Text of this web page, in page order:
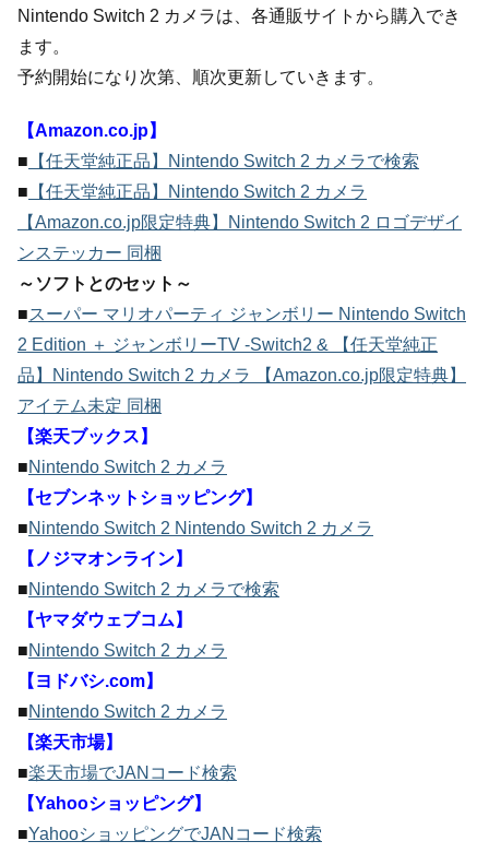
Nintendo Switch 2 カメラは、各通販サイトから購入でき
ます。
予約開始になり次第、順次更新していきます。
【Amazon.co.jp】
■ 【任天堂純正品】Nintendo Switch 2 カメラで検索
■ 【任天堂純正品】Nintendo Switch 2 カメラ
【Amazon.co.jp限定特典】Nintendo Switch 2 ロゴデザイ
ンステッカー 同梱
～ソフトとのセット～
■スーパー マリオパーティ ジャンボリー Nintendo Switch
2 Edition ＋ ジャンボリーTV -Switch2 & 【任天堂純正
品】Nintendo Switch 2 カメラ 【Amazon.co.jp限定特典】
アイテム未定 同梱
【楽天ブックス】
■Nintendo Switch 2 カメラ
【セブンネットショッピング】
■Nintendo Switch 2 Nintendo Switch 2 カメラ
【ノジマオンライン】
■Nintendo Switch 2 カメラで検索
【ヤマダウェブコム】
■Nintendo Switch 2 カメラ
【ヨドバシ.com】
■Nintendo Switch 2 カメラ
【楽天市場】
■楽天市場でJANコード検索
【Yahooショッピング】
■YahooショッピングでJANコード検索